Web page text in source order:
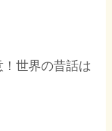
世界の昔話は